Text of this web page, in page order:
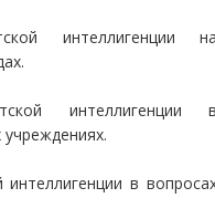
интеллигенции
интеллигенции
интеллигенции в